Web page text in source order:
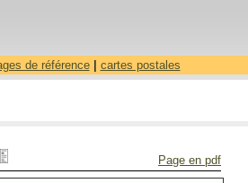
de référence| cartes postales
Page en pdf